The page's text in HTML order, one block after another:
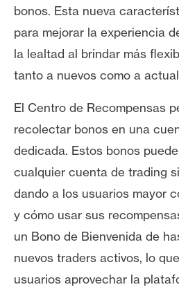
T
e
m
s
R
e
c
r
s
o
s
bonos. Esta nueva
para mejorar la experiencia
la lealtad al brindar más
tanto a nuevos como a
El Centro de Recompensas
recolectar bonos en una
dedicada. Estos bonos
cualquier cuenta de trading
dando a los usuarios mayor
y cómo usar sus
un Bono de Bienvenida de
nuevos traders activos, lo
usuarios aprovechar la